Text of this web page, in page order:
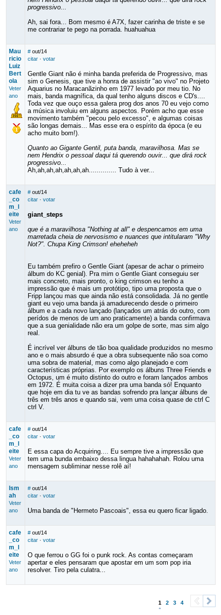
progressivo...
Ah, sai fora... Bom mesmo é A7X, fazer carinha de triste e se
me contrariar te pego na porrada. huahuahua
Mau
ricio
Luiz
Bert
ola
Veter
ano
# out/14
citar· votar
Gentle Giant não é minha banda preferida de Progressivo, mas
sim o Genesis, que tive a honra de assistir "ao vivo" no Projeto
Aquarius no Maracanãzinho em 1977 levado por meu tio. No
mais, banda magnífica, da qual tenho alguns discos e CD's....
Toda vez que ouço essa galera prog dos anos 70 eu vejo como
a música involuiu em alguns aspectos. Porém acho que esse
movimento também "pecou pelo excesso", e algumas coisas
são longas demais... Mas esse era o espírito da época (e eu
acho muito bom!).
Quanto ao Gigante Gentil, puta banda, maravilhosa. Mas se
nem Hendrix o pessoal daqui tá querendo ouvir... que dirá rock
progressivo...
Ah,ah,ah,ah,ah,ah,ah.............. Tudo à ver...
cafe
_co
m_l
eite
Veter
ano
# out/14
citar· votar
giant_steps
que é a maravilhosa "Nothing at all" e despencamos em uma
marretada cheia de nervosismo e nuances que intitularam "Why
Not?". Chupa King Crimson! eheheheh
Eu também prefiro o Gentle Giant (apesar de achar o primeiro
álbum do KC genial). Pra mim o Gentle Giant conseguiu ser
mais concreto, mais pronto, o king crimson eu tenho a
impressão que é mais um protótipo, tipo uma proposta que o
Fripp lançou mas que ainda não está consolidada. Já no gentle
giant eu vejo uma banda já amadurecendo desde o primeiro
álbum e a cada novo lançado (lançados um atrás do outro, com
perídos de menos de um ano praticamente) a banda confirmava
que a sua genialidade não era um golpe de sorte, mas sim algo
real.
É incrível ver álbuns de tão boa qualidade produzidos no mesmo
ano e o mais absurdo é que a obra subsequente não soa como
uma sobra de material, mas como algo planejado e com
características próprias. Por exemplo os álbuns Three Friends e
Octopus, um é muito distinto do outro e foram lançados ambos
em 1972. É muita coisa a dizer pra uma banda só! Enquanto
que hoje em dia tu ve as bandas sofrendo pra lançar álbuns de
três em três anos e quando sai, vem uma coisa quase de ctrl C
ctrl V.
cafe
_co
m_l
eite
Veter
ano
# out/14
citar· votar
E essa capa do Acquiring.... Eu sempre tive a impressão que
tem uma bunda embaixo dessa lingua hahahahah. Rolou uma
mensagem subliminar nesse rolê aí!
Ism
ah
Veter
ano
# out/14
citar· votar
Uma banda de "Hermeto Pascoais", essa eu quero ficar ligado.
cafe
_co
m_l
eite
Veter
ano
# out/14
citar· votar
O que ferrou o GG foi o punk rock. As contas começaram
apertar e eles pensaram que apostar em um som pop iria
resolver. Tiro pela culatra...
1 2 3 4
>